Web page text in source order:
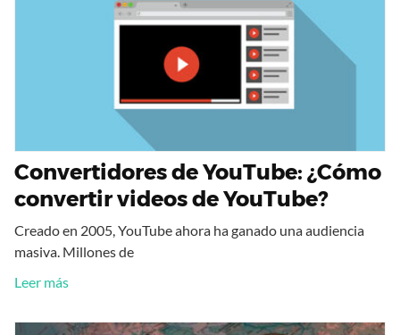
Convertidores de YouTube: ¿Cómo
convertir videos de YouTube?
Creado en 2005, YouTube ahora ha ganado una audiencia
masiva. Millones de
Leer más